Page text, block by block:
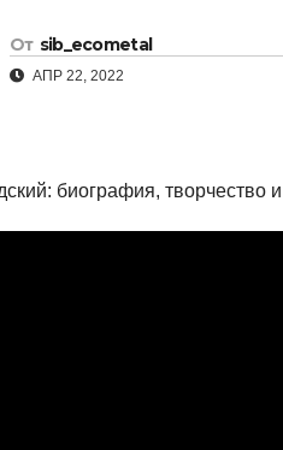
От sib_ecometal
АПР 22, 2022